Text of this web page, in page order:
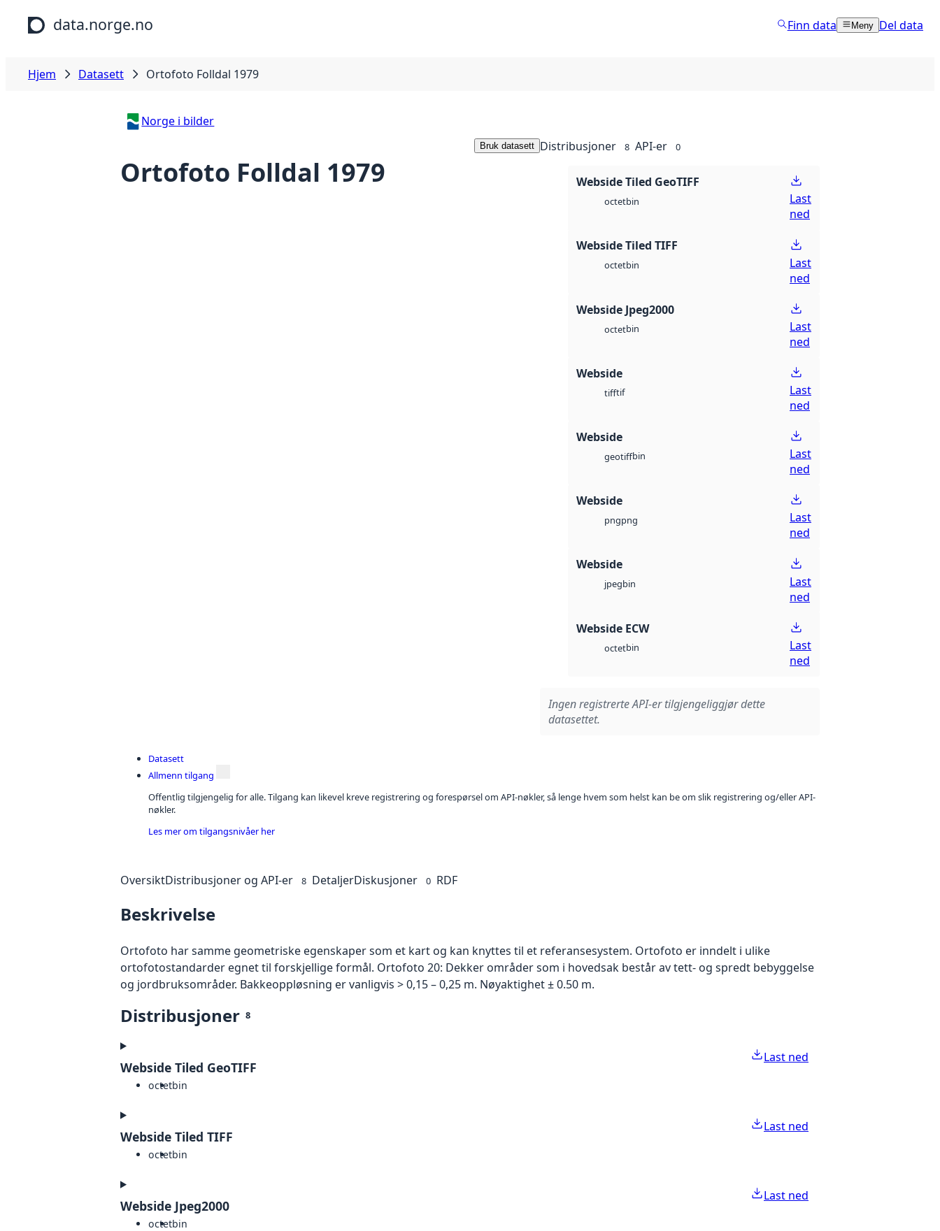
Hopp til hovedinnhold
data.norge.no Finn data Meny Del data
Hjem Datasett Ortofoto Folldal 1979
Norge i bilder
Ortofoto Folldal 1979
Bruk datasett Distribusjoner 8 API-er 0
Webside Tiled GeoTIFF
octetbin
Last
ned
Webside Tiled TIFF
octetbin
Last
ned
Webside Jpeg2000
octetbin
Last
ned
Webside
tifftif
Last
ned
Webside
geotiffbin
Last
ned
Webside
pngpng
Last
ned
Webside
jpegbin
Last
ned
Webside ECW
octetbin
Last
ned
Ingen registrerte API-er tilgjengeliggjør dette
datasettet.
Datasett
Allmenn tilgang
Offentlig tilgjengelig for alle. Tilgang kan likevel kreve registrering og forespørsel om API-nøkler, så lenge hvem som helst kan be om slik registrering og/eller API-
nøkler.
Les mer om tilgangsnivåer her
OversiktDistribusjoner og API-er 8 DetaljerDiskusjoner 0 RDF
Beskrivelse
Ortofoto har samme geometriske egenskaper som et kart og kan knyttes til et referansesystem. Ortofoto er inndelt i ulike
ortofotostandarder egnet til forskjellige formål. Ortofoto 20: Dekker områder som i hovedsak består av tett- og spredt bebyggelse
og jordbruksområder. Bakkeoppløsning er vanligvis > 0,15 – 0,25 m. Nøyaktighet ± 0.50 m.
Distribusjoner 8
Webside Tiled GeoTIFF
octetbin
Last ned
Webside Tiled TIFF
octetbin
Last ned
Webside Jpeg2000
octetbin
Last ned